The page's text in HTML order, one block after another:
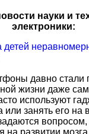
науки и
электроники:
давно стали
жизни даже
используют
занять его на
вопросом,
на развитии